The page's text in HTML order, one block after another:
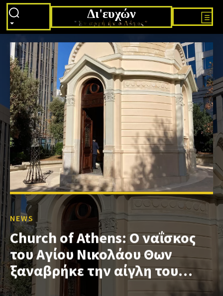
Δι'ευχών
"Εν αρχή ήν ο Λόγος"
NEWS
Church of Athens: Ο ναΐσκος
του Αγίου Νικολάου Θων
ξαναβρήκε την αίγλη του…